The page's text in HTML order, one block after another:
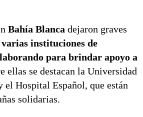
Bahía Blanca dejaron graves
varias instituciones de
para brindar apoyo a
ellas se destacan la Universidad
el Hospital Español, que están
solidarias.